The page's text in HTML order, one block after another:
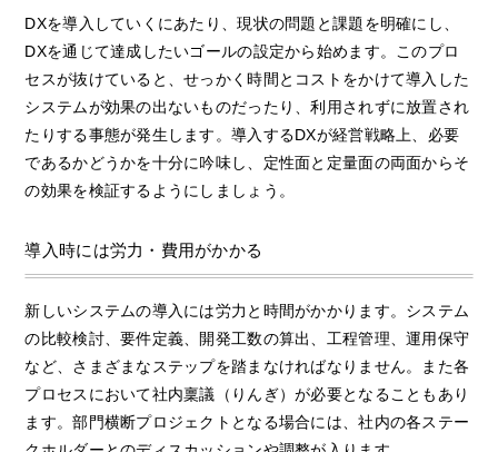
DXを導入していくにあたり、現状の問題と課題を明確にし、
DXを通じて達成したいゴールの設定から始めます。このプロ
セスが抜けていると、せっかく時間とコストをかけて導入した
システムが効果の出ないものだったり、利用されずに放置され
たりする事態が発生します。導入するDXが経営戦略上、必要
であるかどうかを十分に吟味し、定性面と定量面の両面からそ
の効果を検証するようにしましょう。
導入時には労力・費用がかかる
新しいシステムの導入には労力と時間がかかります。システム
の比較検討、要件定義、開発工数の算出、工程管理、運用保守
など、さまざまなステップを踏まなければなりません。また各
プロセスにおいて社内稟議（りんぎ）が必要となることもあり
ます。部門横断プロジェクトとなる場合には、社内の各ステー